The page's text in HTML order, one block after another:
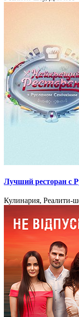
Лучший ресторан с
Кулинария, Реалити-